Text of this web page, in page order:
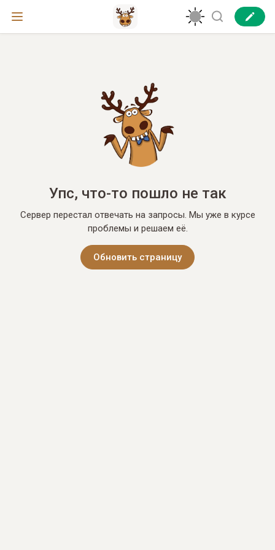
Упс, что-то пошло не так
Сервер перестал отвечать на запросы. Мы уже в курсе
проблемы и решаем её.
Обновить страницу